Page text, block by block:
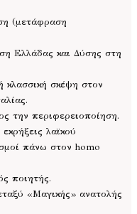
(μετάφραση
Ελλάδας και Δύσης στη
κλασσική σκέψη στον
την περιφερειοποίηση.
λαϊκού
πάνω στον homo
ποιητής.
«Μαγικής» ανατολής